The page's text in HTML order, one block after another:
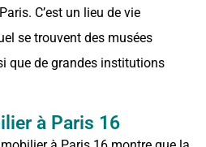
C’est un lieu de vie
se trouvent des musées
que de grandes institutions
à Paris 16